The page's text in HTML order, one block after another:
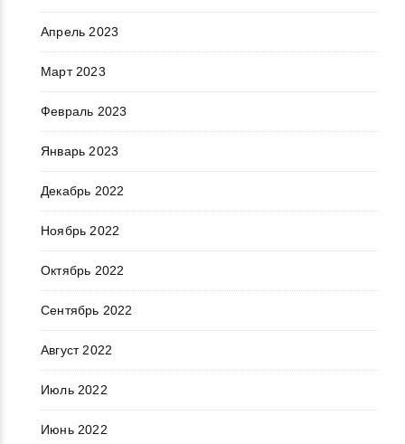
Апрель 2023
Март 2023
Февраль 2023
Январь 2023
Декабрь 2022
Ноябрь 2022
Октябрь 2022
Сентябрь 2022
Август 2022
Июль 2022
Июнь 2022